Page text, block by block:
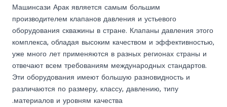
Машинсази Арак является самым большим
производителем клапанов давления и устьевого
оборудования скважины в стране. Клапаны давления этого
комплекса, обладая высоким качеством и эффективностью,
уже много лет применяются в разных регионах страны и
отвечают всем требованиям международных стандартов.
Эти оборудования имеют большую разновидность и
различаются по размеру, классу, давлению, типу
материалов и уровням качества.